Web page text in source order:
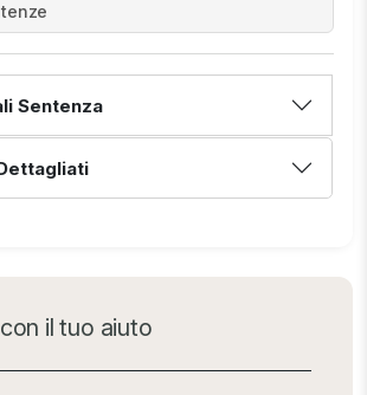
Sentenza
il tuo aiuto